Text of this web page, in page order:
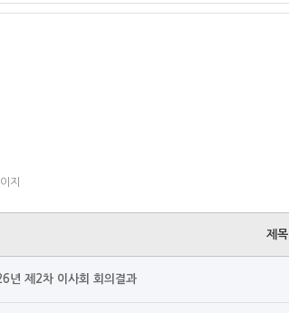
지
제목
년 제2차 이사회 회의결과